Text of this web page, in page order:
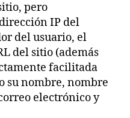
pero
IP del
del usuario, el
del sitio (además
facilitada
su nombre, nombre
electrónico y